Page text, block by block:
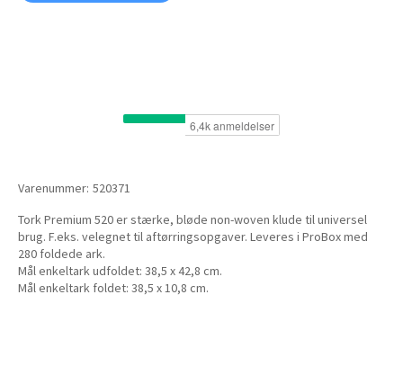
Varenummer: 520371
Tork Premium 520 er stærke, bløde non-woven klude til universel
brug. F.eks. velegnet til aftørringsopgaver. Leveres i ProBox med
280 foldede ark.
Mål enkeltark udfoldet: 38,5 x 42,8 cm.
Mål enkeltark foldet: 38,5 x 10,8 cm.